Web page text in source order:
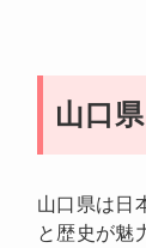
山口
山口県は日
と歴史が魅